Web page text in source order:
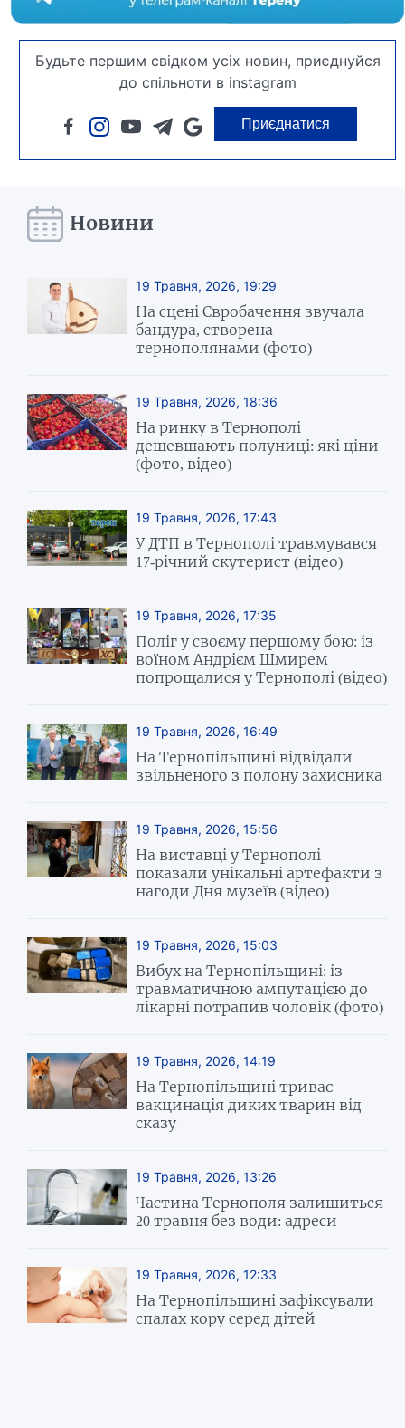
Будьте першим свідком усіх новин, приєднуйся
до спільноти в instagram
Приєднатися
Новини
19 Травня, 2026, 19:29
На сцені Євробачення звучала
бандура, створена
тернополянами (фото)
19 Травня, 2026, 18:36
На ринку в Тернополі
дешевшають полуниці: які ціни
(фото, відео)
19 Травня, 2026, 17:43
У ДТП в Тернополі травмувався
17-річний скутерист (відео)
19 Травня, 2026, 17:35
Поліг у своєму першому бою: із
воїном Андрієм Шмирем
попрощалися у Тернополі (відео)
19 Травня, 2026, 16:49
На Тернопільщині відвідали
звільненого з полону захисника
19 Травня, 2026, 15:56
На виставці у Тернополі
показали унікальні артефакти з
нагоди Дня музеїв (відео)
19 Травня, 2026, 15:03
Вибух на Тернопільщині: із
травматичною ампутацією до
лікарні потрапив чоловік (фото)
19 Травня, 2026, 14:19
На Тернопільщині триває
вакцинація диких тварин від
сказу
19 Травня, 2026, 13:26
Частина Тернополя залишиться
20 травня без води: адреси
19 Травня, 2026, 12:33
На Тернопільщині зафіксували
спалах кору серед дітей